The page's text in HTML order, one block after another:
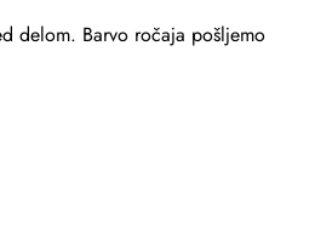
delom. Barvo ročaja pošljemo